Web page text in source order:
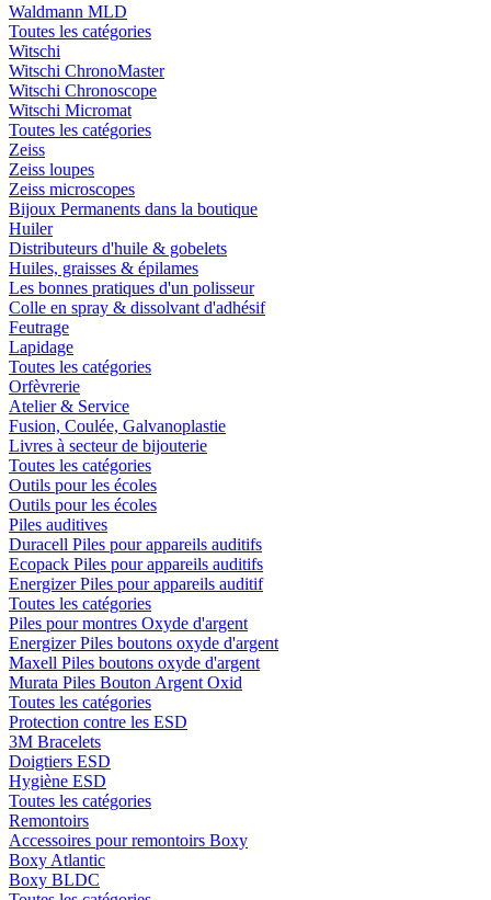
Waldmann MLD
Toutes les catégories
Witschi
Witschi ChronoMaster
Witschi Chronoscope
Witschi Micromat
Toutes les catégories
Zeiss
Zeiss loupes
Zeiss microscopes
Bijoux Permanents dans la boutique
Huiler
Distributeurs d'huile & gobelets
Huiles, graisses & épilames
Les bonnes pratiques d'un polisseur
Colle en spray & dissolvant d'adhésif
Feutrage
Lapidage
Toutes les catégories
Orfèvrerie
Atelier & Service
Fusion, Coulée, Galvanoplastie
Livres à secteur de bijouterie
Toutes les catégories
Outils pour les écoles
Outils pour les écoles
Piles auditives
Duracell Piles pour appareils auditifs
Ecopack Piles pour appareils auditifs
Energizer Piles pour appareils auditif
Toutes les catégories
Piles pour montres Oxyde d'argent
Energizer Piles boutons oxyde d'argent
Maxell Piles boutons oxyde d'argent
Murata Piles Bouton Argent Oxid
Toutes les catégories
Protection contre les ESD
3M Bracelets
Doigtiers ESD
Hygiène ESD
Toutes les catégories
Remontoirs
Accessoires pour remontoirs Boxy
Boxy Atlantic
Boxy BLDC